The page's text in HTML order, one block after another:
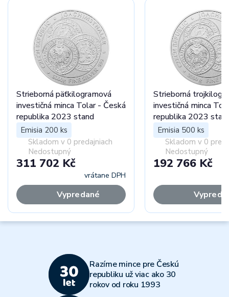
Strieborná päťkilogramová
investičná minca Tolar - Česká
republika 2023 stand
Emisia 200 ks
Skladom v 0 predajniach
Nedostupný
311 702 Kč
vrátane DPH
Vypredané
Strieborná
investičná minca
republika 2023
Emisia 500 ks
Skladom v 0
Nedostupný
192 766 Kč
Razíme mince pre Českú
republiku už viac ako 30
rokov od roku 1993